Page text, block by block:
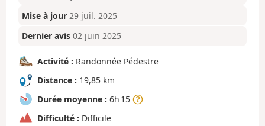
Mise à jour 29 juil. 2025
Dernier avis 02 juin 2025
Activité : Randonnée Pédestre
Distance : 19,85 km
Durée moyenne : 6h 15
Difficulté : Difficile